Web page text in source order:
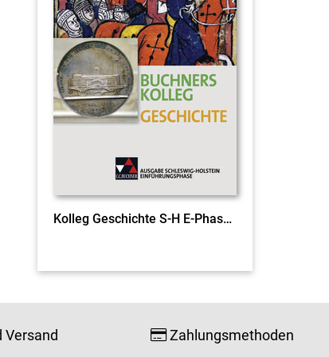
Kolleg Geschichte S-H E-Phase Ausgabe ab 2016
Versand Zahlungsmethoden